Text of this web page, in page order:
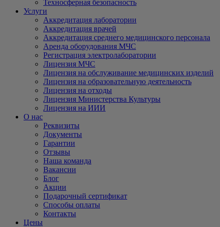
Техносферная безопасность
Услуги
Аккредитация лаборатории
Аккредитация врачей
Аккредитация среднего медицинского персонала
Аренда оборудования МЧС
Регистрация электролаборатории
Лицензия МЧС
Лицензия на обслуживание медицинских изделий
Лицензия на образовательную деятельность
Лицензия на отходы
Лицензия Министерства Культуры
Лицензия на ИИИ
О нас
Реквизиты
Документы
Гарантии
Отзывы
Наша команда
Вакансии
Блог
Акции
Подарочный сертификат
Способы оплаты
Контакты
Цены